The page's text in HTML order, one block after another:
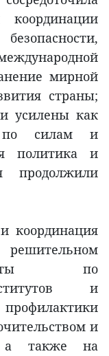
мирной
страны;
усилены как
силам и
политика и
продолжили
координация
по
и
и
а также на